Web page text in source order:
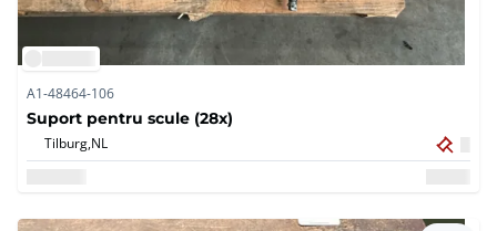
A1-48464-106
Suport pentru scule (28x)
Tilburg,NL